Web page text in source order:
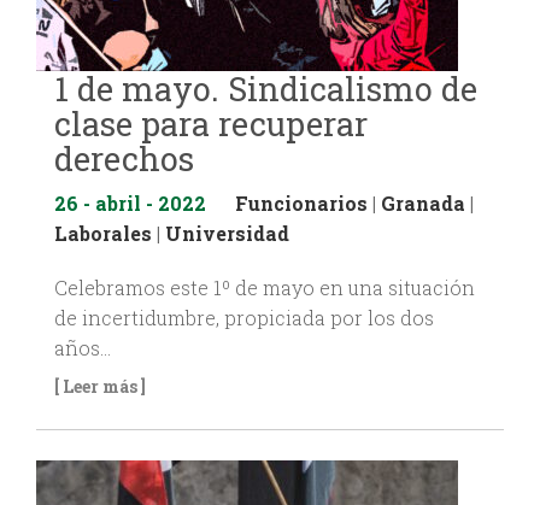
1 de mayo. Sindicalismo de
clase para recuperar
derechos
26 - abril - 2022 Funcionarios | Granada |
Laborales | Universidad
Celebramos este 1º de mayo en una situación
de incertidumbre, propiciada por los dos
años…
[ Leer más ]